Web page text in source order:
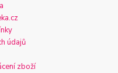
údajů
zboží